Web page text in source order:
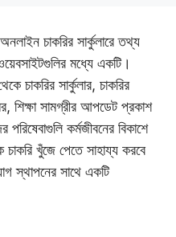
অনলাইন চাকরির সার্কুলারে তথ্য
মধ্যে একটি।
চাকরির সার্কুলার, চাকরির
শিক্ষা সামগ্রীর আপডেট প্রকাশ
কর্মজীবনের বিকাশে
খুঁজে পেতে সাহায্য করবে
স্থাপনের সাথে একটি